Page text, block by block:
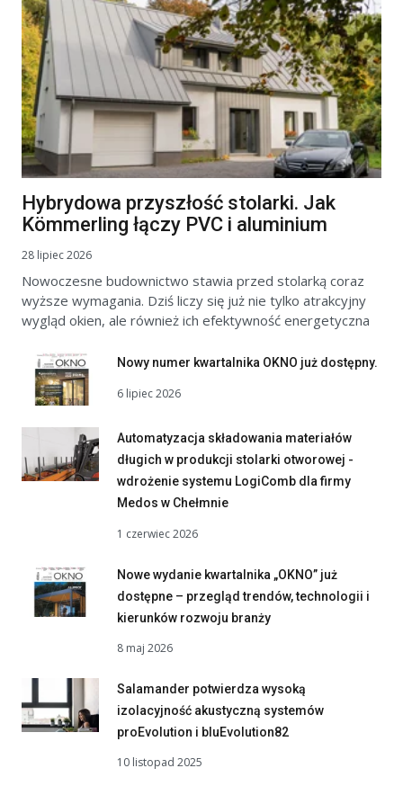
Hybrydowa przyszłość stolarki. Jak
Kömmerling łączy PVC i aluminium
28 lipiec 2026
Nowoczesne budownictwo stawia przed stolarką coraz
wyższe wymagania. Dziś liczy się już nie tylko atrakcyjny
wygląd okien, ale również ich efektywność energetyczna
Nowy numer kwartalnika OKNO już dostępny.
6 lipiec 2026
Automatyzacja składowania materiałów
długich w produkcji stolarki otworowej -
wdrożenie systemu LogiComb dla firmy
Medos w Chełmnie
1 czerwiec 2026
Nowe wydanie kwartalnika „OKNO” już
dostępne – przegląd trendów, technologii i
kierunków rozwoju branży
8 maj 2026
Salamander potwierdza wysoką
izolacyjność akustyczną systemów
proEvolution i bluEvolution82
10 listopad 2025